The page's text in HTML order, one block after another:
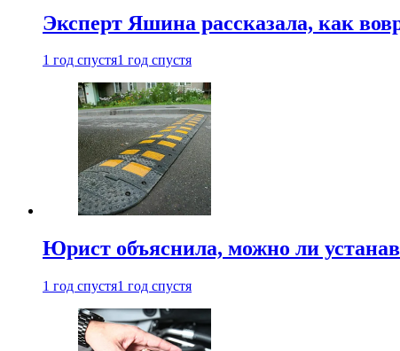
Эксперт Яшина рассказала, как
1 год спустя1 год спустя
Юрист объяснила, можно ли
1 год спустя1 год спустя